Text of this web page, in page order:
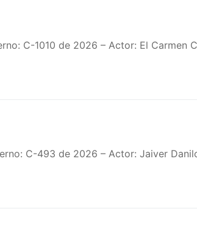
C-1010 de 2026 – Actor: El
C-493 de 2026 – Actor: Jaiver